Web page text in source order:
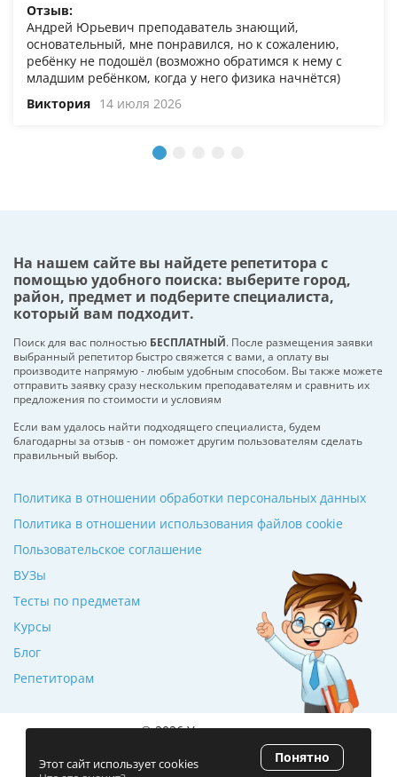
Отзыв:
Андрей Юрьевич преподаватель знающий,
основательный, мне понравился, но к сожалению,
ребёнку не подошёл (возможно обратимся к нему с
младшим ребёнком, когда у него физика начнётся)
Виктория 14 июля 2026
На нашем сайте вы найдете репетитора с
помощью удобного поиска: выберите город,
район, предмет и подберите специалиста,
который вам подходит.
Поиск для вас полностью БЕСПЛАТНЫЙ. После размещения заявки
выбранный репетитор быстро свяжется с вами, а оплату вы
производите напрямую - любым удобным способом. Вы также можете
отправить заявку сразу нескольким преподавателям и сравнить их
предложения по стоимости и условиям
Если вам удалось найти подходящего специалиста, будем
благодарны за отзыв - он поможет другим пользователям сделать
правильный выбор.
ВУЗы
Тесты по предметам
Курсы
Блог
Репетиторам
Политика в отношении обработки персональных данных
Политика в отношении использования файлов cookie
Пользовательское соглашение
© 2026 Училкин.ru
Рейтинг 5.0
(120 отзывов)
Этот сайт использует cookies
Понятно